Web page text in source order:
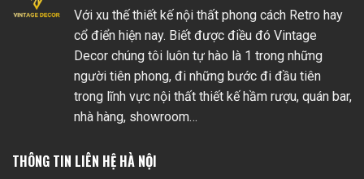
Với xu thế thiết kế nội thất phong cách Retro hay
cổ điển hiện nay. Biết được điều đó Vintage
Decor chúng tôi luôn tự hào là 1 trong những
người tiên phong, đi những bước đi đầu tiên
trong lĩnh vực nội thất thiết kế hầm rượu, quán bar,
nhà hàng, showroom…
THÔNG TIN LIÊN HỆ HÀ NỘI